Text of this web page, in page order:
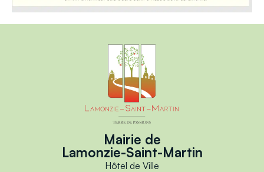
Mairie de
Lamonzie-Saint-Martin
Hôtel de Ville